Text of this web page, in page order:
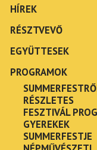
HÍREK
RÉSZTVEVŐ
EGYÜTTESEK
PROGRAMOK
RÉSZLETES
FESZTIVÁL
GYEREKEK
SUMMERFESTJE